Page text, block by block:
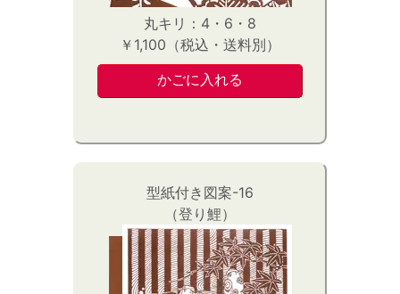
丸キリ：4・6・8
￥1,100（税込・送料別）
型紙付き図案-16
（登り鯉）